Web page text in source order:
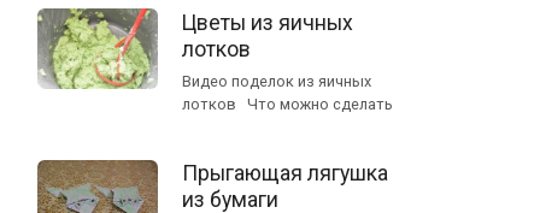
Цветы из яичных
лотков
Видео поделок из яичных
лотков Что можно сделать
Прыгающая лягушка
из бумаги